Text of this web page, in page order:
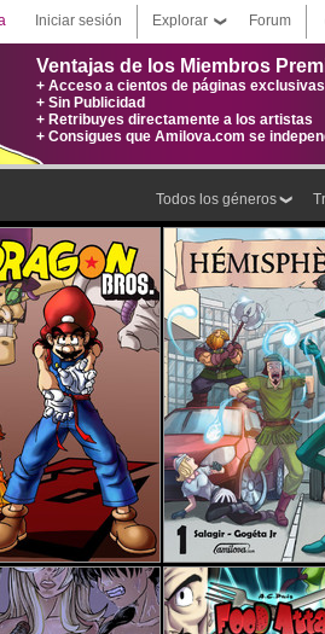
Forum
Explorar
Iniciar sesión
Ventajas de los Miembros
+ Acceso a cientos de páginas exclusivas
+ Sin Publicidad
+ Retribuyes directamente a los artistas
+ Consigues que Amilova.com se
Todos los géneros